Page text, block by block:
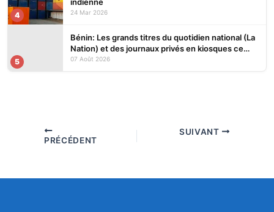
4
indienne
24 Mar 2026
5
Bénin: Les grands titres du quotidien national (La
Nation) et des journaux privés en kiosques ce
vendredi 7 Août 2026
07 Août 2026
PRÉCÉDENT
SUIVANT